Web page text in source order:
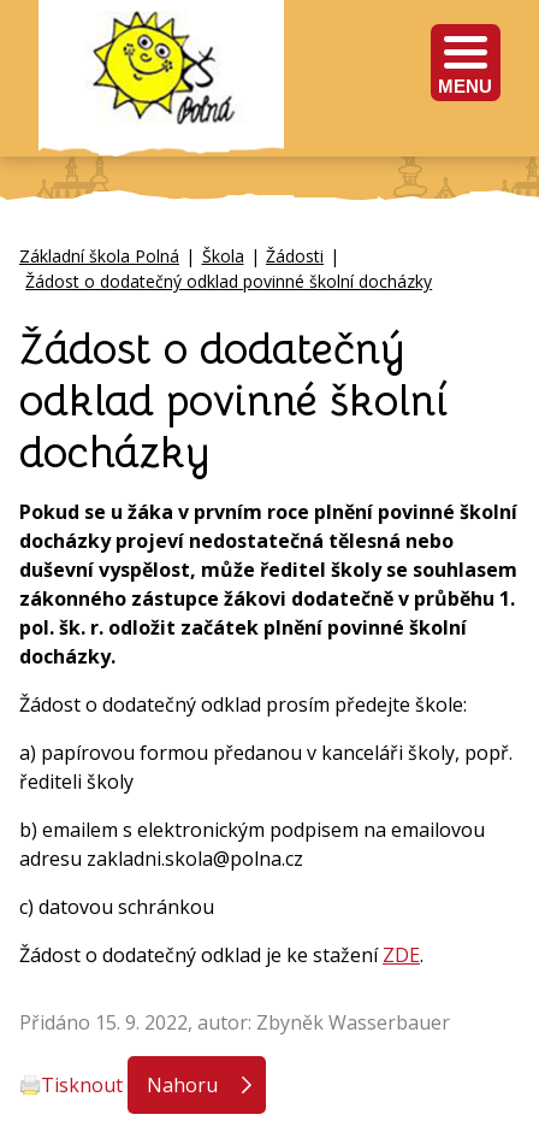
MENU
Základní škola Polná | Škola | Žádosti |
Žádost o dodatečný odklad povinné školní docházky
Žádost o dodatečný
odklad povinné školní
docházky
Pokud se u žáka v prvním roce plnění povinné školní
docházky projeví nedostatečná tělesná nebo
duševní vyspělost, může ředitel školy se souhlasem
zákonného zástupce žákovi dodatečně v průběhu 1.
pol. šk. r. odložit začátek plnění povinné školní
docházky.
Žádost o dodatečný odklad prosím předejte škole:
a) papírovou formou předanou v kanceláři školy, popř.
řediteli školy
b) emailem s elektronickým podpisem na emailovou
adresu zakladni.skola@polna.cz
c) datovou schránkou
Žádost o dodatečný odklad je ke staženíZDE.
Přidáno 15. 9. 2022, autor: Zbyněk Wasserbauer
Tisknout Nahoru